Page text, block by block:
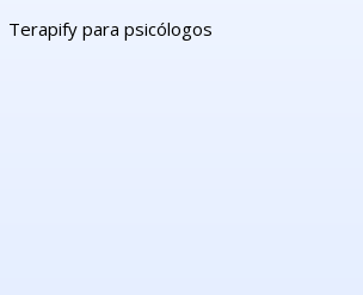
Terapify para psicólogos